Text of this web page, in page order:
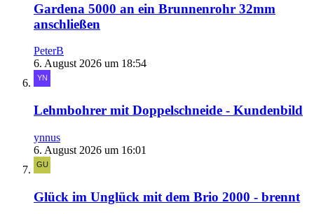
Gardena 5000 an ein Brunnenrohr 32mm
anschließen
PeterB
6. August 2026 um 18:54
Lehmbohrer mit Doppelschneide - Kundenbild
ynnus
6. August 2026 um 16:01
Glück im Unglück mit dem Brio 2000 - brennt